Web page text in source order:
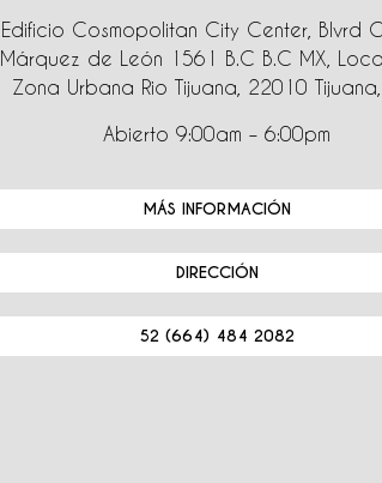
Edificio Cosmopolitan City Center, Blvrd
Márquez de León 1561 B.C B.C MX,
Zona Urbana Rio Tijuana, 22010 Tijuana,
Abierto 9:00am – 6:00pm
MÁS INFORMACIÓN
DIRECCIÓN
52 (664) 484 2082